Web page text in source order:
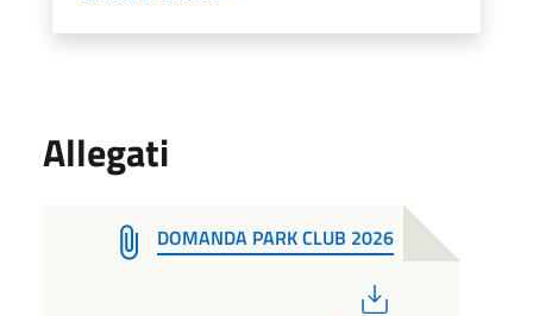
Allegati
DOMANDA PARK CLUB 2026